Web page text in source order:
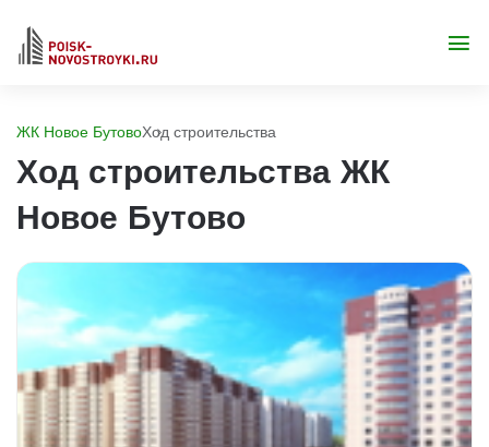
ЖК Новое БутовоХод строительства
Ход строительства ЖК
Новое Бутово